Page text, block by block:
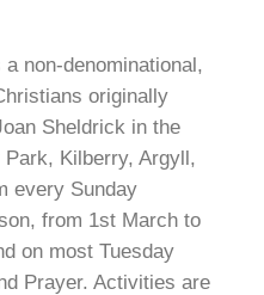
non-denominational,
originally
Sheldrick in the
Park, Kilberry, Argyll,
every Sunday
from 1st March to
on most Tuesday
Prayer. Activities are